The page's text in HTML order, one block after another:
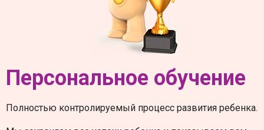
Персональное обучение
Полностью контролируемый процесс развития ребенка.